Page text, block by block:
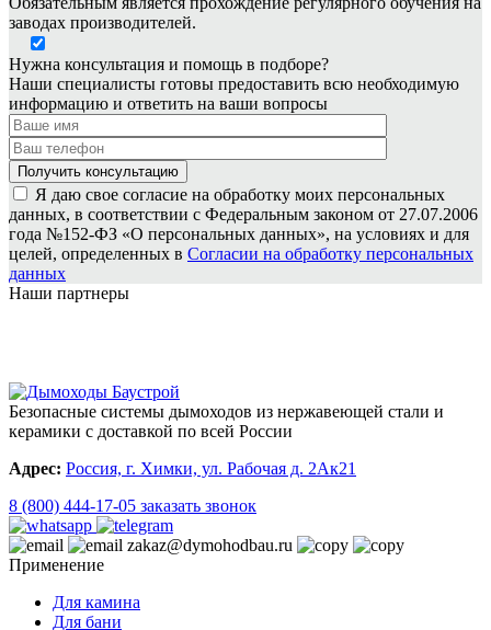
заводах производителей.
Нужна консультация и помощь в подборе?
Наши специалисты готовы предоставить всю необходимую
информацию и ответить на ваши вопросы
Я даю свое согласие на обработку моих персональных
данных, в соответствии с Федеральным законом от 27.07.2006
года №152-ФЗ «О персональных данных», на условиях и для
целей, определенных в Согласии на обработку персональных
данных
Наши партнеры
Безопасные системы дымоходов из нержавеющей стали и
керамики с доставкой по всей России
Адрес: Россия, г. Химки, ул. Рабочая д. 2Ак21
8 (800) 444-17-05 заказать звонок
zakaz@dymohodbau.ru
Применение
Для камина
Для бани